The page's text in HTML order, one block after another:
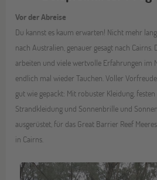
Vor der Abreise
Du kannst es kaum erwarten! Nicht mehr
nach Australien, genauer gesagt nach
arbeiten und viele wertvolle Erfahrungen im
endlich mal wieder Tauchen. Voller
gut wie gepackt: Mit robuster Kleidung,
Strandkleidung und Sonnenbrille und
ausgerüstet, für das Great Barrier Reef
in Cairns.